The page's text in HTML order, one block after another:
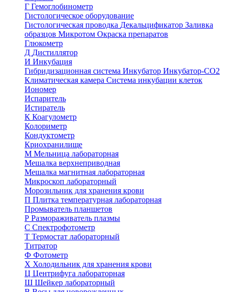
Г Гемоглобинометр
Гистологическое оборудование
Гистологическая проводка Декальцификатор Заливка
образцов Микротом Окраска препаратов
Глюкометр
Д Дистиллятор
И Инкубация
Гибридизационная система Инкубатор Инкубатор-СО2
Климатическая камера Система инкубации клеток
Иономер
Испаритель
Истиратель
К Коагулометр
Колориметр
Кондуктометр
Криохранилище
М Мельница лабораторная
Мешалка верхнеприводная
Мешалка магнитная лабораторная
Микроскоп лабораторный
Морозильник для хранения крови
П Плитка температурная лабораторная
Промыватель планшетов
Р Размораживатель плазмы
С Спектрофотометр
Т Термостат лабораторный
Титратор
Ф Фотометр
Х Холодильник для хранения крови
Ц Центрифуга лабораторная
Ш Шейкер лабораторный